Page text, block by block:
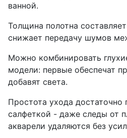
ванной.
Толщина полотна
снижает передачу шумов
Можно комбинировать
модели: первые обеспечат
добавят света.
Простота ухода достаточно
салфеткой - даже следы от
акварели удаляются без